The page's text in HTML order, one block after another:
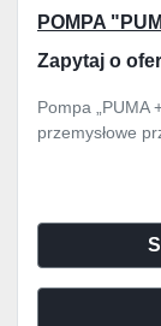
POMPA
Zapytaj o
Pompa „PUMA
przemysłowe